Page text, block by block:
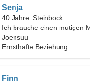
Senja
40 Jahre, Steinbock
Ich brauche einen mutigen
zusammen campen geht
Joensuu
Ernsthafte Beziehung
Finn